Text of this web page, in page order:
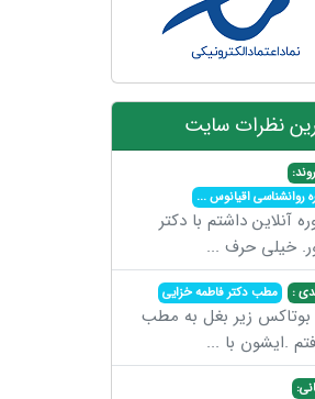
نظرات سایت
روانشناسی اقیانوس...
آنلاین داشتم با دکتر
خیلی حرف ...
: مطب دکتر فاطمه خزایی
بوتاکس زیر بغل به مطب
.ایشون با ...